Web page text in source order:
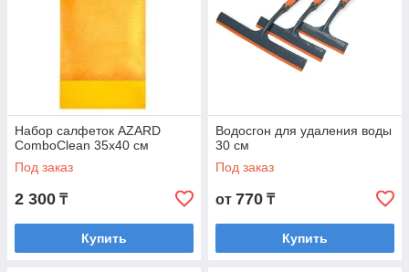
Набор салфеток AZARD
ComboClean 35x40 см
Под заказ
2 300 ₸
Купить
Водосгон для удаления воды
30 см
Под заказ
от 770 ₸
Купить